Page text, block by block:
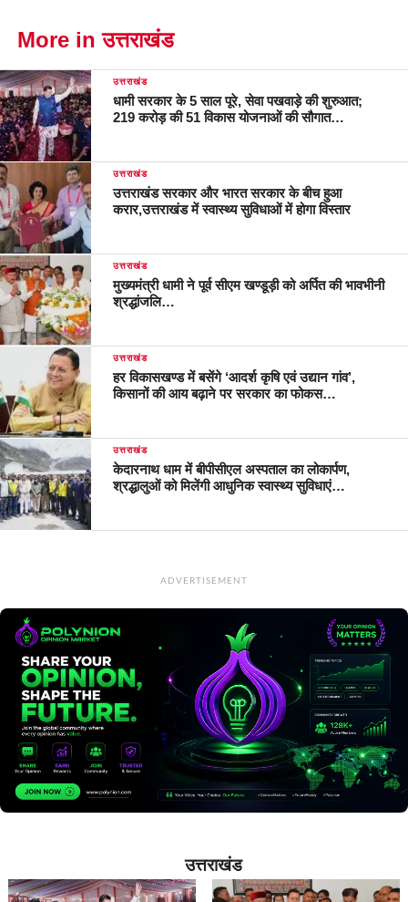
More in उत्तराखंड
उत्तराखंड
धामी सरकार के 5 साल पूरे, सेवा पखवाड़े की शुरुआत;
219 करोड़ की 51 विकास योजनाओं की सौगात…
उत्तराखंड
उत्तराखंड सरकार और भारत सरकार के बीच हुआ
करार,उत्तराखंड में स्वास्थ्य सुविधाओं में होगा विस्तार
उत्तराखंड
मुख्यमंत्री धामी ने पूर्व सीएम खण्डूड़ी को अर्पित की भावभीनी
श्रद्धांजलि…
उत्तराखंड
हर विकासखण्ड में बसेंगे ‘आदर्श कृषि एवं उद्यान गांव’,
किसानों की आय बढ़ाने पर सरकार का फोकस…
उत्तराखंड
केदारनाथ धाम में बीपीसीएल अस्पताल का लोकार्पण,
श्रद्धालुओं को मिलेंगी आधुनिक स्वास्थ्य सुविधाएं…
ADVERTISEMENT
उत्तराखंड